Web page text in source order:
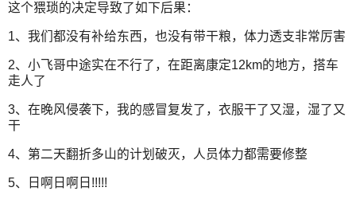
这个猥琐的决定导致了如下后果：
1、我们都没有补给东西，也没有带干粮，体力透支非常厉害
2、小飞哥中途实在不行了，在距离康定12km的地方，搭车
走人了
3、在晚风侵袭下，我的感冒复发了，衣服干了又湿，湿了又
干
4、第二天翻折多山的计划破灭，人员体力都需要修整
5、日啊日啊日!!!!!